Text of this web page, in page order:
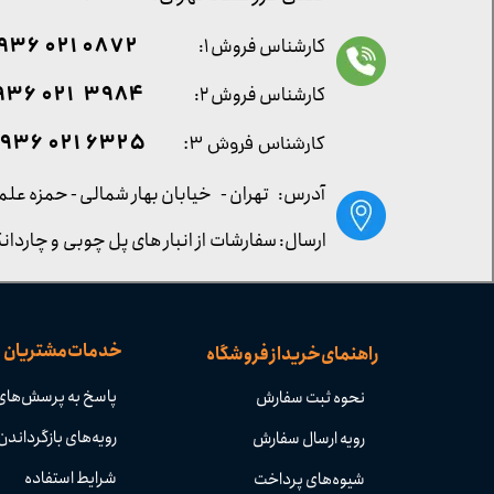
راهنمای خرید از فروشگاه
نحوه ثبت سفارش
رویه ارسال سفارش
شیوه‌های پرداخت
خدمات مشتریان
پاسخ به
رویه‌های
شرایط استفاده
کارشناس فروش ۳: ۶۳۲۵ ۰۲۱ ۰۹۳۶
آدرس: تهران - خیابان بهار شمالی - حمزه
کارشناس فروش ۱: 0872 021 0936
کارشناس فروش ۲:
۳۹۸۴ ۰۲۱ ۰۹۳۶
ارسال: سفارشات از انبار های پل چوبی و